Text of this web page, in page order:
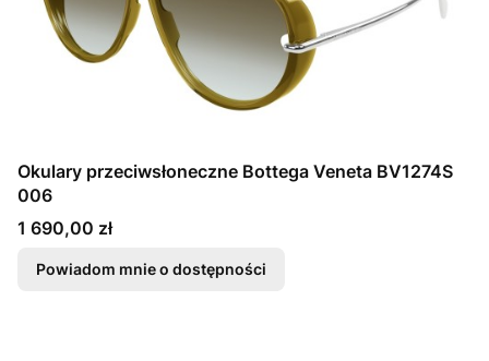
Okulary przeciwsłoneczne Bottega Veneta BV1274S
006
Cena
1 690,00 zł
Powiadom mnie o dostępności